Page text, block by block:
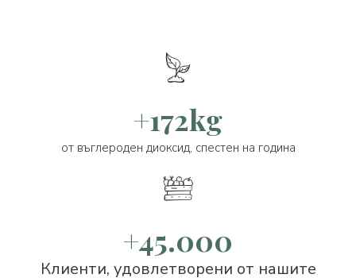
+172kg
от въглероден диоксид, спестен на година
+45.000
Клиенти, удовлетворени от нашите